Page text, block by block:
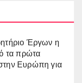
Έργων η
τα πρώτα
Ευρώπη για